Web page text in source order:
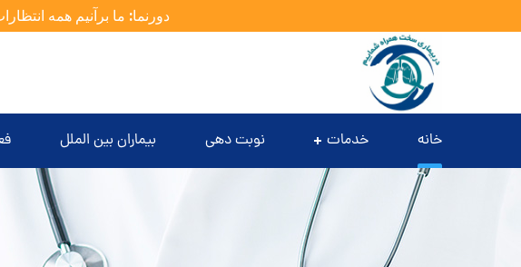
دورنما: ما برآنیم همه
خانه خدمات نوبت دهی بیماران بین الملل